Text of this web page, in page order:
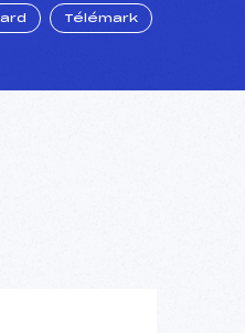
Télémark